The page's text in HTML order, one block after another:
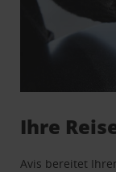
Ihre
Avis bereitet